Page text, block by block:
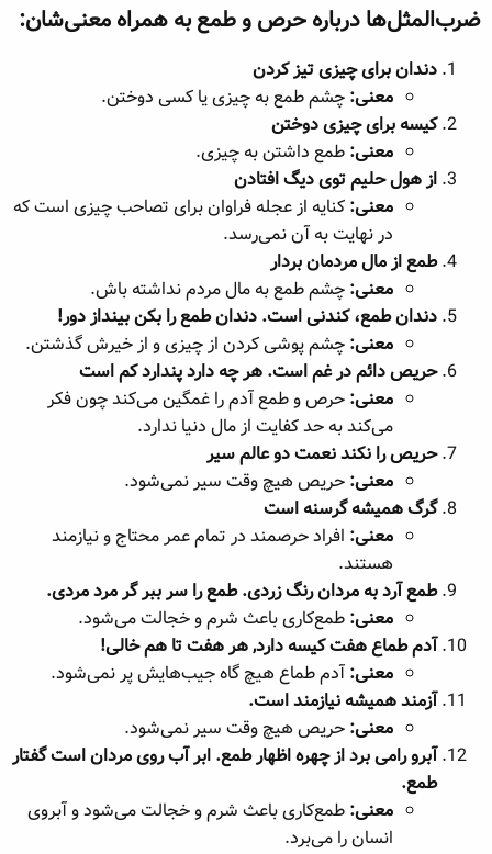
ه
ع
ضرب‌المثل‌ها درباره حرص و طمع به همراه معنی‌شان:​
دندان برای چیزی تیز کردن
معنی: چشم طمع به چیزی یا کسی دوختن.
کیسه برای چیزی دوختن
معنی: طمع داشتن به چیزی.
از هول حلیم توی دیگ افتادن
معنی: کنایه از عجله فراوان برای تصاحب چیزی است که
در نهایت به آن نمی‌رسد.
طمع از مال مردمان بردار
معنی: چشم طمع به مال مردم نداشته باش.
دندان طمع، کندنی است. دندان طمع را بکن بینداز دور!
معنی: چشم پوشی کردن از چیزی و از خیرش گذشتن.
حریص دائم در غم است. هر چه دارد پندارد کم است
معنی: حرص و طمع آدم را غمگین می‌کند چون فکر
می‌کند به حد کفایت از مال دنیا ندارد.
حریص را نکند نعمت دو عالم سیر
معنی: حریص هیچ وقت سیر نمی‌شود.
گرگ همیشه گرسنه است
معنی: افراد حرصمند در تمام عمر محتاج و نیازمند
هستند.
طمع آرد به مردان رنگ زردی. طمع را سر ببر گر مرد مردی.
معنی: طمع‌کاری باعث شرم و خجالت می‌شود.
آدم طماع هفت کیسه دارد, هر هفت تا هم خالی!
معنی: آدم طماع هیچ گاه جیب‌هایش پر نمی‌شود.
آزمند همیشه نیازمند است.
معنی: حریص هیچ وقت سیر نمی‌شود.
آبرو رامی برد از چهره اظهار طمع. ابر آب روی مردان است گفتار
طمع.
معنی: طمع‌کاری باعث شرم و خجالت می‌شود و آبروی
انسان را می‌برد.